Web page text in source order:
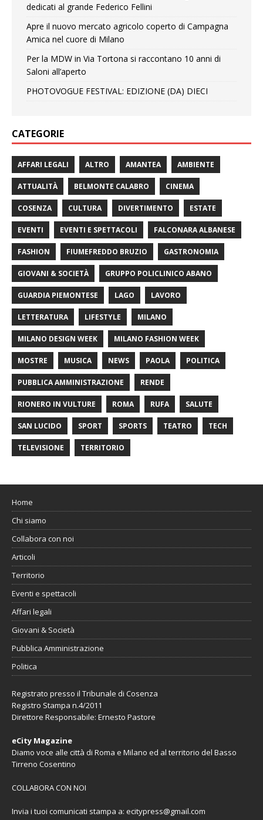
dedicati al grande Federico Fellini
Apre il nuovo mercato agricolo coperto di Campagna
Amica nel cuore di Milano
Per la MDW in Via Tortona si raccontano 10 anni di
Saloni all’aperto
PHOTOVOGUE FESTIVAL: EDIZIONE (DA) DIECI
CATEGORIE
AFFARI LEGALI ALTRO AMANTEA AMBIENTE
ATTUALITÀ BELMONTE CALABRO CINEMA
COSENZA CULTURA DIVERTIMENTO ESTATE
EVENTI EVENTI E SPETTACOLI FALCONARA ALBANESE
FASHION FIUMEFREDDO BRUZIO GASTRONOMIA
GIOVANI & SOCIETÀ GRUPPO POLICLINICO ABANO
GUARDIA PIEMONTESE LAGO LAVORO
LETTERATURA LIFESTYLE MILANO
MILANO DESIGN WEEK MILANO FASHION WEEK
MOSTRE MUSICA NEWS PAOLA POLITICA
PUBBLICA AMMINISTRAZIONE RENDE
RIONERO IN VULTURE ROMA RUFA SALUTE
SAN LUCIDO SPORT SPORTS TEATRO TECH
TELEVISIONE TERRITORIO
Home
Chi siamo
Collabora con noi
Articoli
Territorio
Eventi e spettacoli
Affari legali
Giovani & Società
Pubblica Amministrazione
Politica
Registrato presso il Tribunale di Cosenza
Registro Stampa n.4/2011
Direttore Responsabile: Ernesto Pastore
eCity Magazine
Diamo voce alle città di Roma e Milano ed al territorio del Basso
Tirreno Cosentino
COLLABORA CON NOI
Invia i tuoi comunicati stampa a: ecitypress@gmail.com